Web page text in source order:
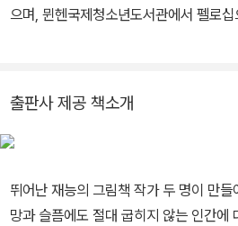
으며, 뮌헨국제청소년도서관에서 펠로
기》《윔피 키드》《구스범스》 시리즈와 《
스》 등 300여 권을 우리말로 옮겼다.
출판사 제공 책소개
뛰어난 재능의 그림책 작가 두 명이 만
망과 슬픔에도 절대 굽히지 않는 인간에 대한 아름답고도 잊